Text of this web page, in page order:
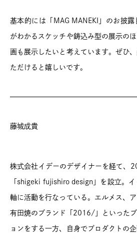
基本的には「MAG MANEKI」のお披
がわかるスケッチや鋳込み型の展示の
画も展示したいと考えています。ぜひ
ただけると嬉しいです。
藤城成貴
株式会社イデーのデザイナーを経て、
「shigeki fujishiro design」を設立。
軸に活動を行なっている。エルメス、
有田焼のブランド「2016/」といった
ョンをする一方、自身でプロダクトの